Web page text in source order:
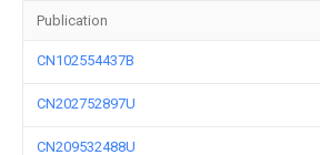
Publication
CN102554437B
CN202752897U
CN209532488U